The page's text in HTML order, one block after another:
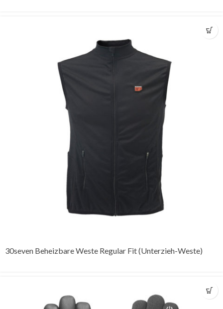
30seven Beheizbare Weste Regular Fit (Unterzieh-Weste)